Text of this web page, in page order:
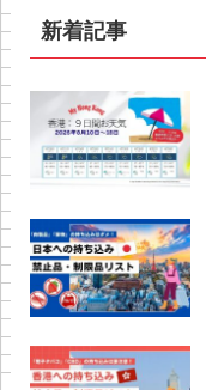
新着記事